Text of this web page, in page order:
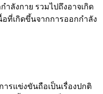
ำลังกาย รวมไปถึงอาจเกิด
ที่เกิดขึ้นจากการออกกำลัง
รแข่งขันถือเป็นเรื่องปกติ